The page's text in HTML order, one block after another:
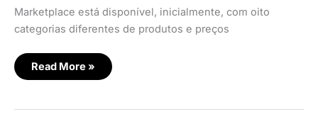
Marketplace está disponível, inicialmente, com oito
categorias diferentes de produtos e preços
Read More »